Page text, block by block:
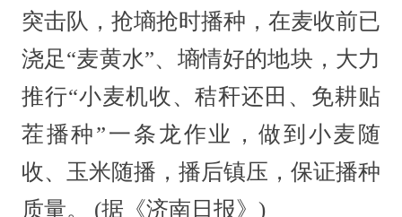
突击队，抢墒抢时播种，在麦收前已
浇足“麦黄水”、墒情好的地块，大力
推行“小麦机收、秸秆还田、免耕贴
茬播种”一条龙作业，做到小麦随
收、玉米随播，播后镇压，保证播种
质量。 (据《济南日报》)